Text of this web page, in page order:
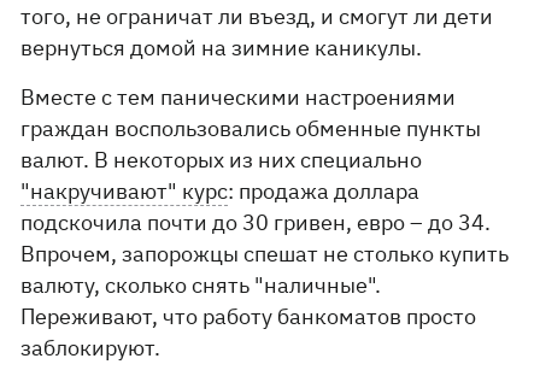
того, не ограничат ли въезд, и смогут ли дети
вернуться домой на зимние каникулы.
Вместе с тем паническими настроениями
граждан воспользовались обменные пункты
валют. В некоторых из них специально
"накручивают" курс: продажа доллара
подскочила почти до 30 гривен, евро – до 34.
Впрочем, запорожцы спешат не столько купить
валюту, сколько снять "наличные".
Переживают, что работу банкоматов просто
заблокируют.